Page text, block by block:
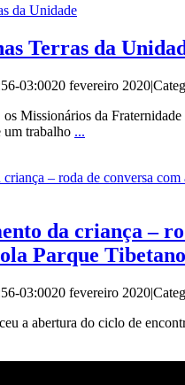
da Unidade
Terras da
03:0020 fevereiro 2020|
Missionários da
trabalho ...
– roda de conversa
da criança –
Parque Tibetano
03:0020 fevereiro 2020|
a abertura do ciclo de